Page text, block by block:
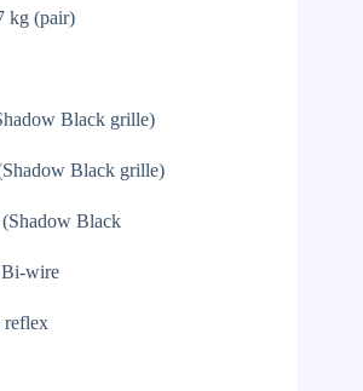
kg (pair)
Black grille)
Black grille)
Black
Bi-wire
reflex